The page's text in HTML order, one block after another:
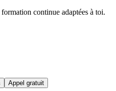
continue adaptées à toi.
Appel gratuit